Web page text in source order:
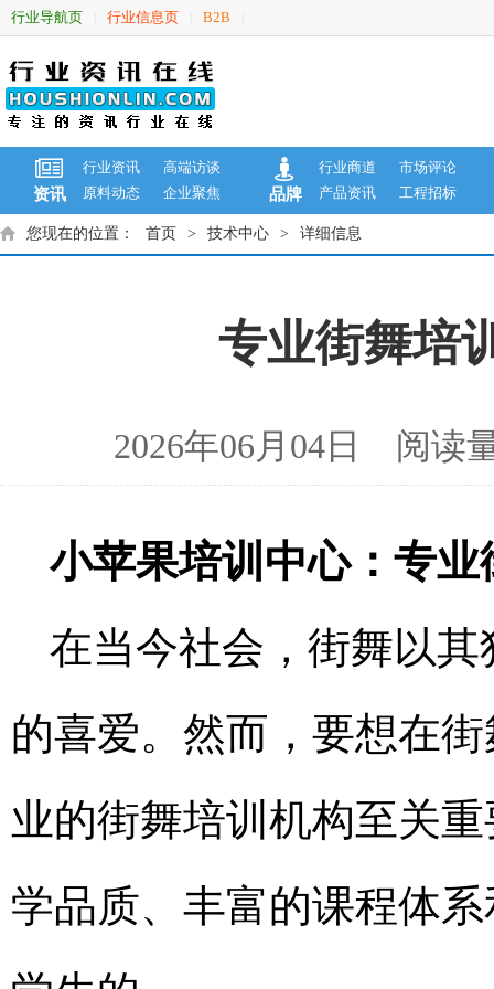
行业导航页 行业信息页 B2B
资讯
行业资讯
高端访谈
原料动态
企业聚焦 品牌
行业商道
市场评论
产品资讯
工程招标
您现在的位置： 首页 > 技术中心 > 详细信息
专业街舞培
2026年06月04日 阅
小苹果培训中心：专
在当今社会，街舞以
的喜爱。然而，要想在
业的街舞培训机构至关
学品质、丰富的课程体